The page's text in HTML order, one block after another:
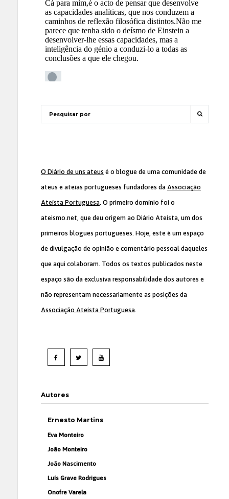
O Diário de uns ateus é o blogue de uma comunidade de
ateus e ateias portugueses fundadores da Associação
Ateísta Portuguesa. O primeiro domínio foi o
ateismo.net, que deu origem ao Diário Ateísta, um dos
primeiros blogues portugueses. Hoje, este é um espaço
de divulgação de opinião e comentário pessoal daqueles
que aqui colaboram. Todos os textos publicados neste
espaço são da exclusiva responsabilidade dos autores e
não representam necessariamente as posições da
Associação Ateísta Portuguesa.
Autores
Ernesto Martins
Eva Monteiro
João Monteiro
João Nascimento
Luís Grave Rodrigues
Onofre Varela